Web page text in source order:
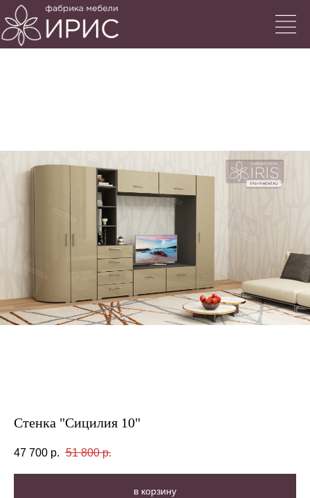
Стенка "Сицилия 10"
47 700 р. 51 800 р.
в корзину